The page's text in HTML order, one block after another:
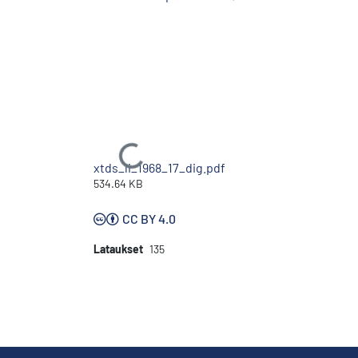
Ladataan...
xtds_li_1968_17_dig.pdf
534.64 KB
CC BY 4.0
Lataukset 135